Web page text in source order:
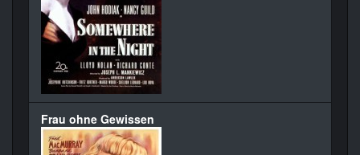
Frau ohne Gewissen